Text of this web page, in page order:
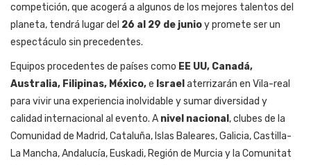
competición, que acogerá a algunos de los mejores talentos del
planeta, tendrá lugar del 26 al 29 de junioy promete ser un
espectáculo sin precedentes.
Equipos procedentes de países como EE UU, Canadá,
Australia, Filipinas, México,e Israel aterrizarán en Vila-real
para vivir una experiencia inolvidable y sumar diversidad y
calidad internacional al evento. A nivel nacional , clubes de la
Comunidad de Madrid, Cataluña, Islas Baleares, Galicia, Castilla-
La Mancha, Andalucía, Euskadi, Región de Murcia y la Comunitat